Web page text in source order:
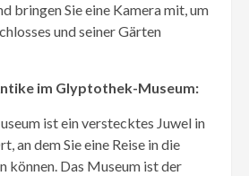
bringen Sie eine Kamera mit, um
und seiner Gärten
im Glyptothek-Museum:
ist ein verstecktes Juwel in
an dem Sie eine Reise in die
können. Das Museum ist der